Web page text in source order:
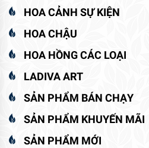
HOA CẢNH SỰ KIỆN
HOA CHẬU
HOA HỒNG CÁC LOẠI
LADIVA ART
SẢN PHẨM BÁN CHẠY
SẢN PHẨM KHUYẾN MÃI
SẢN PHẨM MỚI